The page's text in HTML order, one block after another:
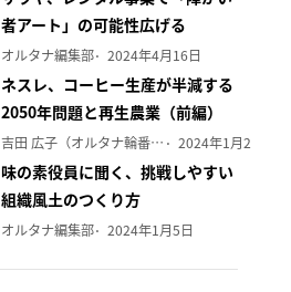
者アート」の可能性広げる
オルタナ編集部 2024年4月16日
ネスレ、コーヒー生産が半減する
2050年問題と再生農業（前編）
吉田 広子（オルタナ輪番編集長） 2024年1月29日
味の素役員に聞く、挑戦しやすい
組織風土のつくり方
オルタナ編集部 2024年1月5日